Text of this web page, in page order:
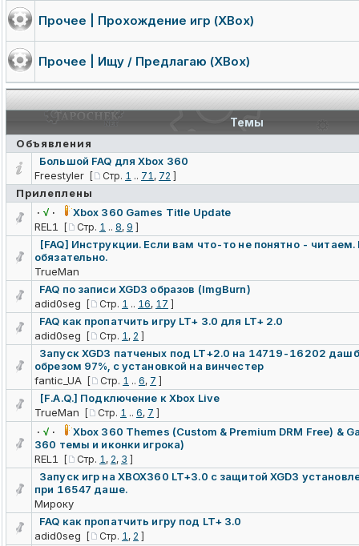
Прочее | Прохождение игр (XBox)
Прочее | Ищу / Предлагаю (XBox)
Темы
Объявления
Большой FAQ для Xbox 360
Freestyler [ Стр. 1 .. 71, 72 ]
Прилеплены
· √ ·
Xbox 360 Games Title Update
REL1
[ Стр. 1 .. 8, 9 ]
[FAQ] Инструкции. Если вам что-то не понятно -
обязательно.
TrueMan
FAQ по записи XGD3 образов (ImgBurn)
adid0seg
[ Стр. 1 .. 16, 17 ]
FAQ как пропатчить игру LT+ 3.0 для LT+ 2.0
adid0seg
[ Стр. 1, 2 ]
Запуск XGD3 патченых под LT+2.0 на 14719-16202
обрезом 97%, с установкой на винчестер
fantic_UA [ Стр. 1 .. 6, 7 ]
[F.A.Q.] Подключение к Xbox Live
TrueMan
[ Стр. 1 .. 6, 7 ]
· √ ·
Xbox 360 Themes (Custom & Premium DRM Free) &
360 темы и иконки игрока)
REL1
[ Стр. 1, 2, 3 ]
Запуск игр на XBOX360 LT+3.0 с защитой XGD3
при 16547 даше.
Мироку
FAQ как пропатчить игру под LT+ 3.0
adid0seg
[ Стр. 1, 2 ]